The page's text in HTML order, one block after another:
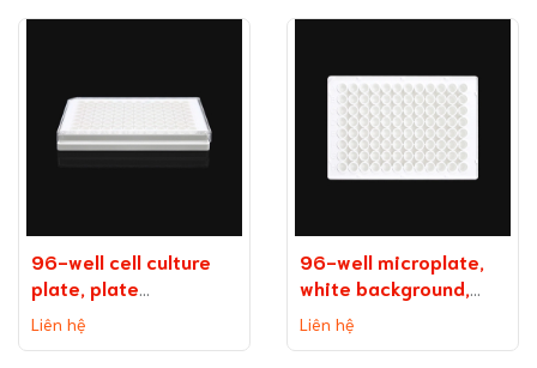
96-well cell culture
plate, plate
on background
(without TC
Liên hệ
96-well microplate,
white background,
medium binding
capacity
Liên hệ